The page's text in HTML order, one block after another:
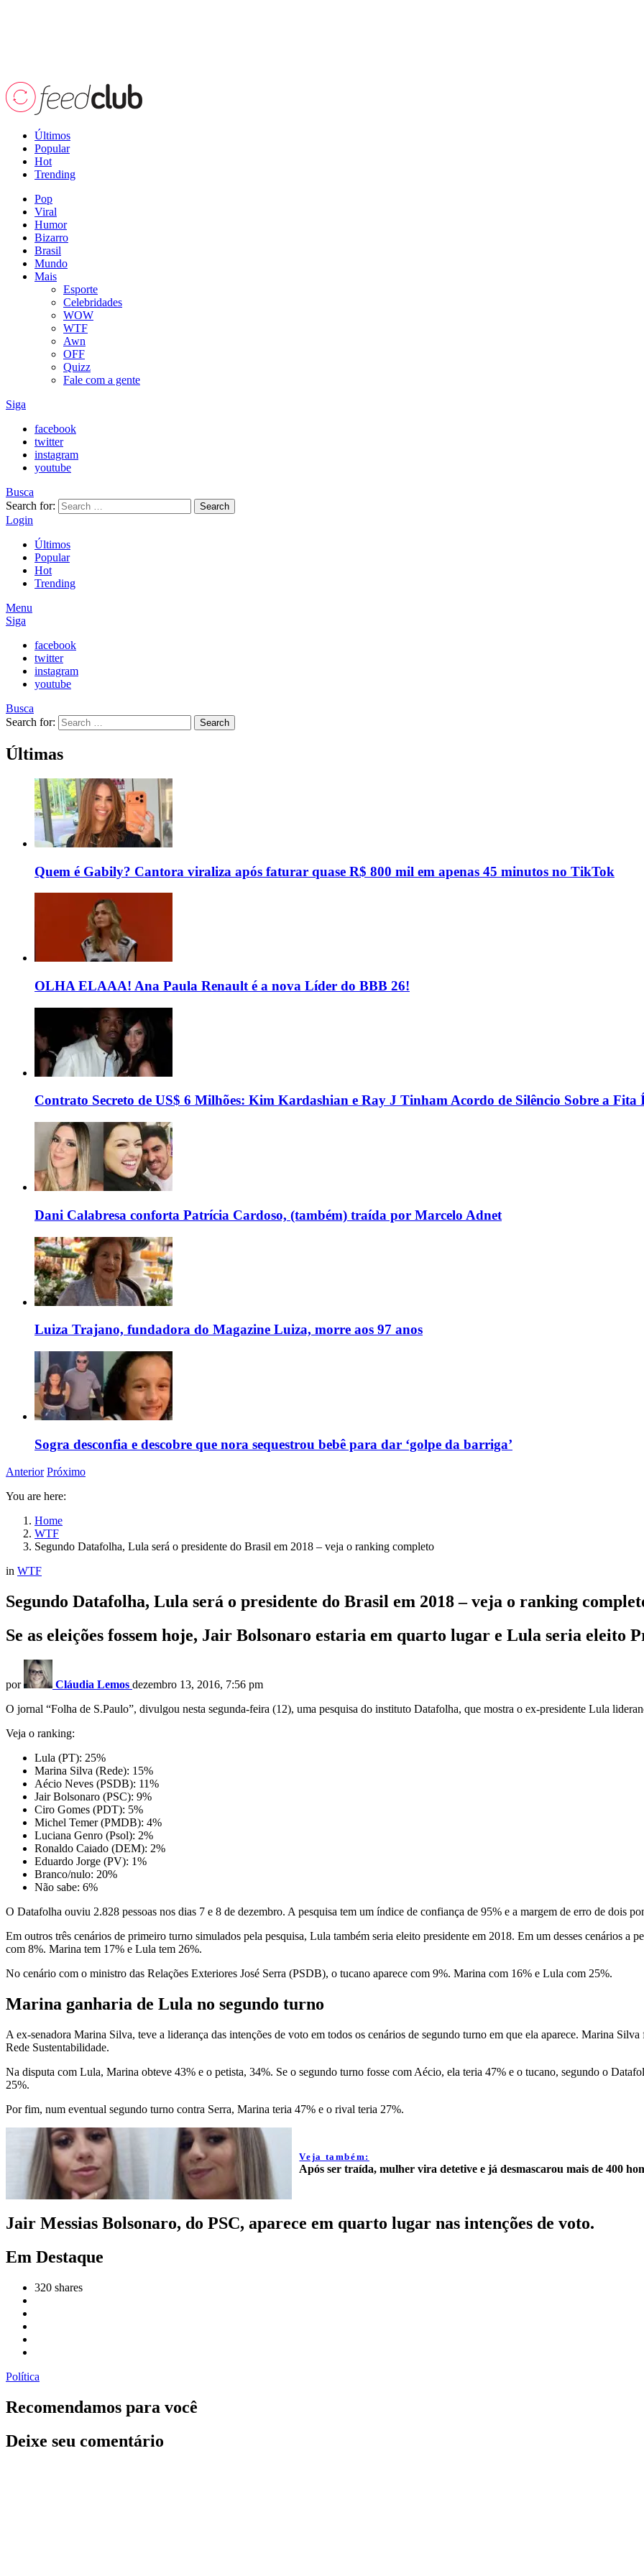
Últimos
Popular
Hot
Trending
Pop
Viral
Humor
Bizarro
Brasil
Mundo
Mais
Esporte
Celebridades
WOW
WTF
Awn
OFF
Quizz
Fale com a gente
Siga
facebook
twitter
instagram
youtube
Busca
Search for:
Search
Login
Últimos
Popular
Hot
Trending
Menu
Siga
facebook
twitter
instagram
youtube
Busca
Search for:
Search
Últimas
Quem é Gabily? Cantora viraliza após faturar quase R$ 800 mil em apenas 45 minutos no TikTok
OLHA ELAAA! Ana Paula Renault é a nova Líder do BBB 26!
Contrato Secreto de US$ 6 Milhões: Kim Kardashian e Ray J Tinham Acordo de Silêncio Sobre a Fita
Dani Calabresa conforta Patrícia Cardoso, (também) traída por Marcelo Adnet
Luiza Trajano, fundadora do Magazine Luiza, morre aos 97 anos
Sogra desconfia e descobre que nora sequestrou bebê para dar ‘golpe da barriga’
Anterior Próximo
You are here:
Home
WTF
Segundo Datafolha, Lula será o presidente do Brasil em 2018 – veja o ranking completo
in WTF
Segundo Datafolha, Lula será o presidente do Brasil em 2018 – veja o ranking
Se as eleições fossem hoje, Jair Bolsonaro estaria em quarto lugar e Lula seria eleito
por Cláudia Lemos dezembro 13, 2016, 7:56 pm
O jornal “Folha de S.Paulo”, divulgou nesta segunda-feira (12), uma pesquisa do instituto Datafolha, que mostra o ex-presidente Lula
Veja o ranking:
Lula (PT): 25%
Marina Silva (Rede): 15%
Aécio Neves (PSDB): 11%
Jair Bolsonaro (PSC): 9%
Ciro Gomes (PDT): 5%
Michel Temer (PMDB): 4%
Luciana Genro (Psol): 2%
Ronaldo Caiado (DEM): 2%
Eduardo Jorge (PV): 1%
Branco/nulo: 20%
Não sabe: 6%
O Datafolha ouviu 2.828 pessoas nos dias 7 e 8 de dezembro. A pesquisa tem um índice de confiança de 95% e a margem de erro de dois
Em outros três cenários de primeiro turno simulados pela pesquisa, Lula também seria eleito presidente em 2018. Em um desses cenários
com 8%. Marina tem 17% e Lula tem 26%.
No cenário com o ministro das Relações Exteriores José Serra (PSDB), o tucano aparece com 9%. Marina com 16% e Lula com 25%.
Marina ganharia de Lula no segundo turno
A ex-senadora Marina Silva, teve a liderança das intenções de voto em todos os cenários de segundo turno em que ela aparece. Marina
Rede Sustentabilidade.
Na disputa com Lula, Marina obteve 43% e o petista, 34%. Se o segundo turno fosse com Aécio, ela teria 47% e o tucano, segundo o
25%.
Por fim, num eventual segundo turno contra Serra, Marina teria 47% e o rival teria 27%.
Veja também:
Após ser traída, mulher vira detetive e já desmascarou mais de 400
Jair Messias Bolsonaro, do PSC, aparece em quarto lugar nas intenções de voto.
Em Destaque
320 shares
Política
Recomendamos para você
Deixe seu comentário